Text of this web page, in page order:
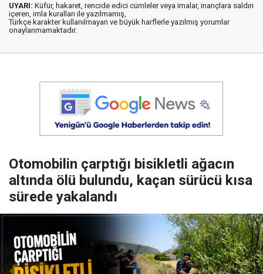
UYARI: Küfür, hakaret, rencide edici cümleler veya imalar, inançlara saldırı
içeren, imla kuralları ile yazılmamış,
Türkçe karakter kullanılmayan ve büyük harflerle yazılmış yorumlar
onaylanmamaktadır.
Otomobilin çarptığı bisikletli ağacın
altında ölü bulundu, kaçan sürücü kısa
sürede yakalandı